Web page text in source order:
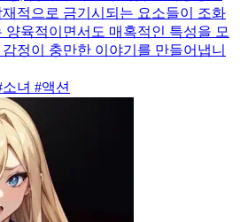
적으로 금기시되는 요소들이 조화
양육적이면서도 매혹적인 특성을 모
정이 충만한 이야기를 만들어냅니
녀 #액션